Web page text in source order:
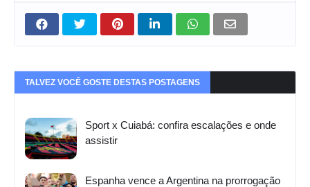
TALVEZ VOCÊ GOSTE DESTAS POSTAGENS
Sport x Cuiabá: confira escalações e onde
assistir
Espanha vence a Argentina na prorrogação